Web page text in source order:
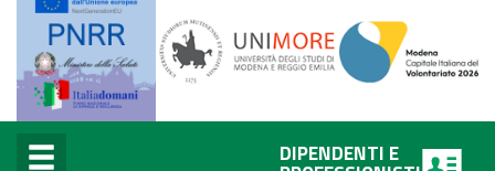
DIPENDENTI E